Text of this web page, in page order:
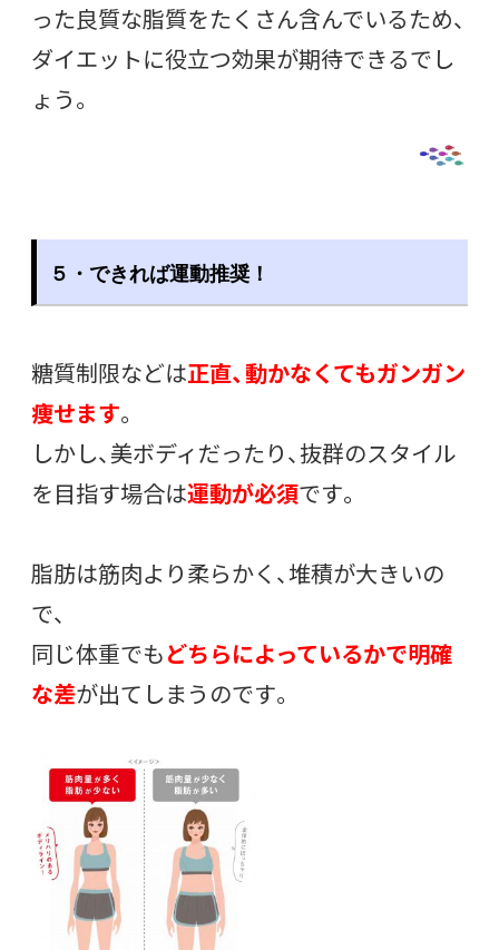
った良質な脂質をたくさん含んでいるため、
ダイエットに役立つ効果が期待できるでし
ょう。
５・できれば運動推奨！
糖質制限などは正直、動かなくてもガンガン
痩せます。
しかし、美ボディだったり、抜群のスタイル
を目指す場合は運動が必須です。
脂肪は筋肉より柔らかく、堆積が大きいの
で、
同じ体重でもどちらによっているかで明確
な差が出てしまうのです。